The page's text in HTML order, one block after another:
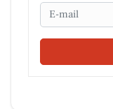
Email